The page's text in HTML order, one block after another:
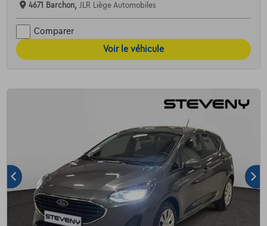
4671 Barchon, JLR Liège Automobiles
Comparer
Voir le véhicule